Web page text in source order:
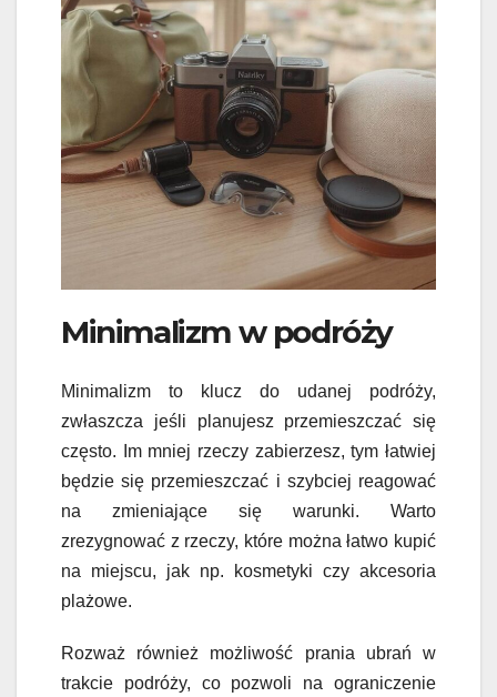
Minimalizm w podróży
Minimalizm to klucz do udanej podróży,
zwłaszcza jeśli planujesz przemieszczać się
często. Im mniej rzeczy zabierzesz, tym łatwiej
będzie się przemieszczać i szybciej reagować
na zmieniające się warunki. Warto
zrezygnować z rzeczy, które można łatwo kupić
na miejscu, jak np. kosmetyki czy akcesoria
plażowe.
Rozważ również możliwość prania ubrań w
trakcie podróży, co pozwoli na ograniczenie